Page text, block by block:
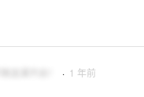
· 1 年前